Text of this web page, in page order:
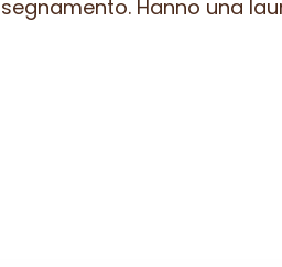
Hanno una